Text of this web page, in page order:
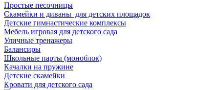
Простые песочницы
Скамейки и диваны для детских площадок
Детские гимнастические комплексы
Мебель игровая для детского сада
Уличные тренажеры
Балансиры
Школьные парты (моноблок)
Качалки на пружине
Детские скамейки
Кровати для детского сада